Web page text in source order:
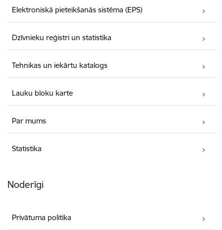
Elektroniskā pieteikšanās sistēma (EPS)
Dzīvnieku reģistri un statistika
Tehnikas un iekārtu katalogs
Lauku bloku karte
Par mums
Statistika
Noderīgi
Privātuma politika